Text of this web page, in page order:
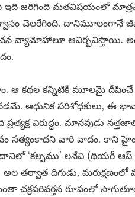
జరిగింది మతవిషయంలో
చెలరేగింది.
వ్యామోహాలూ ఆవిర్భవిస్తాయి.
ఆ కథల కన్నిటికీ మూలమై
ఆధునిక పరిశోధకులు, ఈ
విరుద్ధం. మానవుడు
సత్యంకాదని వారి వాదం. కాని
దానిలో ‘కల్పము’ లనేవి (థియరీ
తర్వాత దిగుడు, మరుక్షణంలో
చక్రపరివర్తన రూపంలో